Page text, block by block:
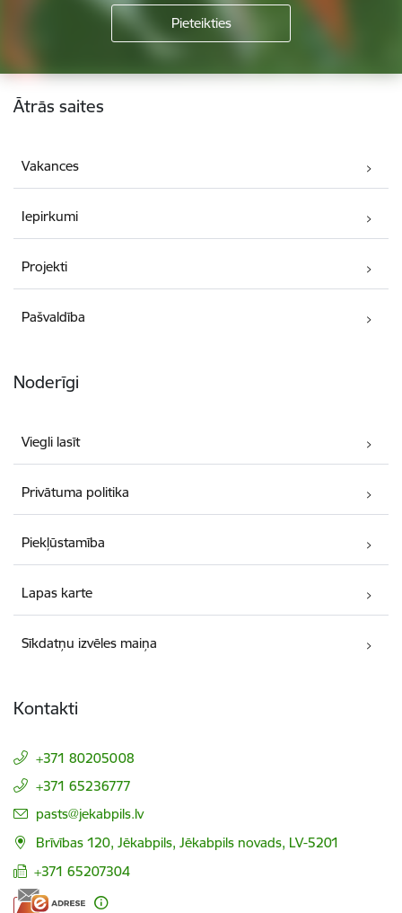
Kājene
Ātrās saites
Vakances
Iepirkumi
Projekti
Pašvaldība
Noderīgi
Viegli lasīt
Privātuma politika
Piekļūstamība
Lapas karte
Sīkdatņu izvēles maiņa
Kontakti
+371 80205008
+371 65236777
E-pasts:
pasts@jekabpils.lv
Brīvības 120, Jēkabpils, Jēkabpils novads, LV-5201
+371 65207304